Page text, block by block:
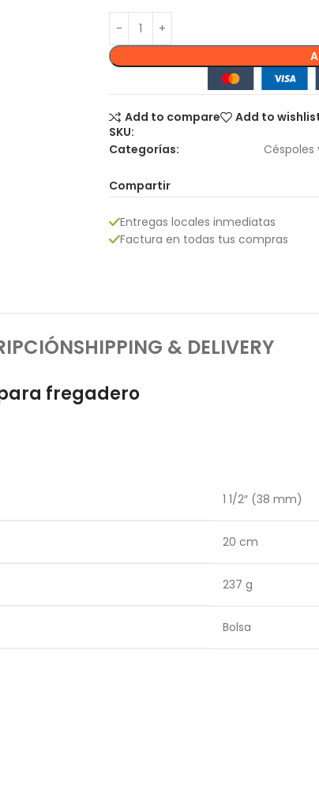
Add to compare
Add to
SKU:
Categorías:
Céspoles
Compartir
Entregas locales inmediatas
Factura en todas tus compras
SHIPPING & DELIVERY
para fregadero
1 1/2″ (38 mm)
20 cm
237 g
Bolsa